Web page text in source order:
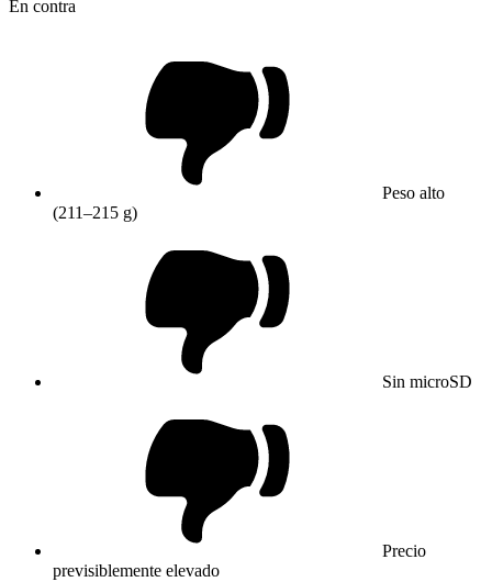
En contra
Peso alto
(211–215 g)
Sin microSD
Precio
previsiblemente elevado